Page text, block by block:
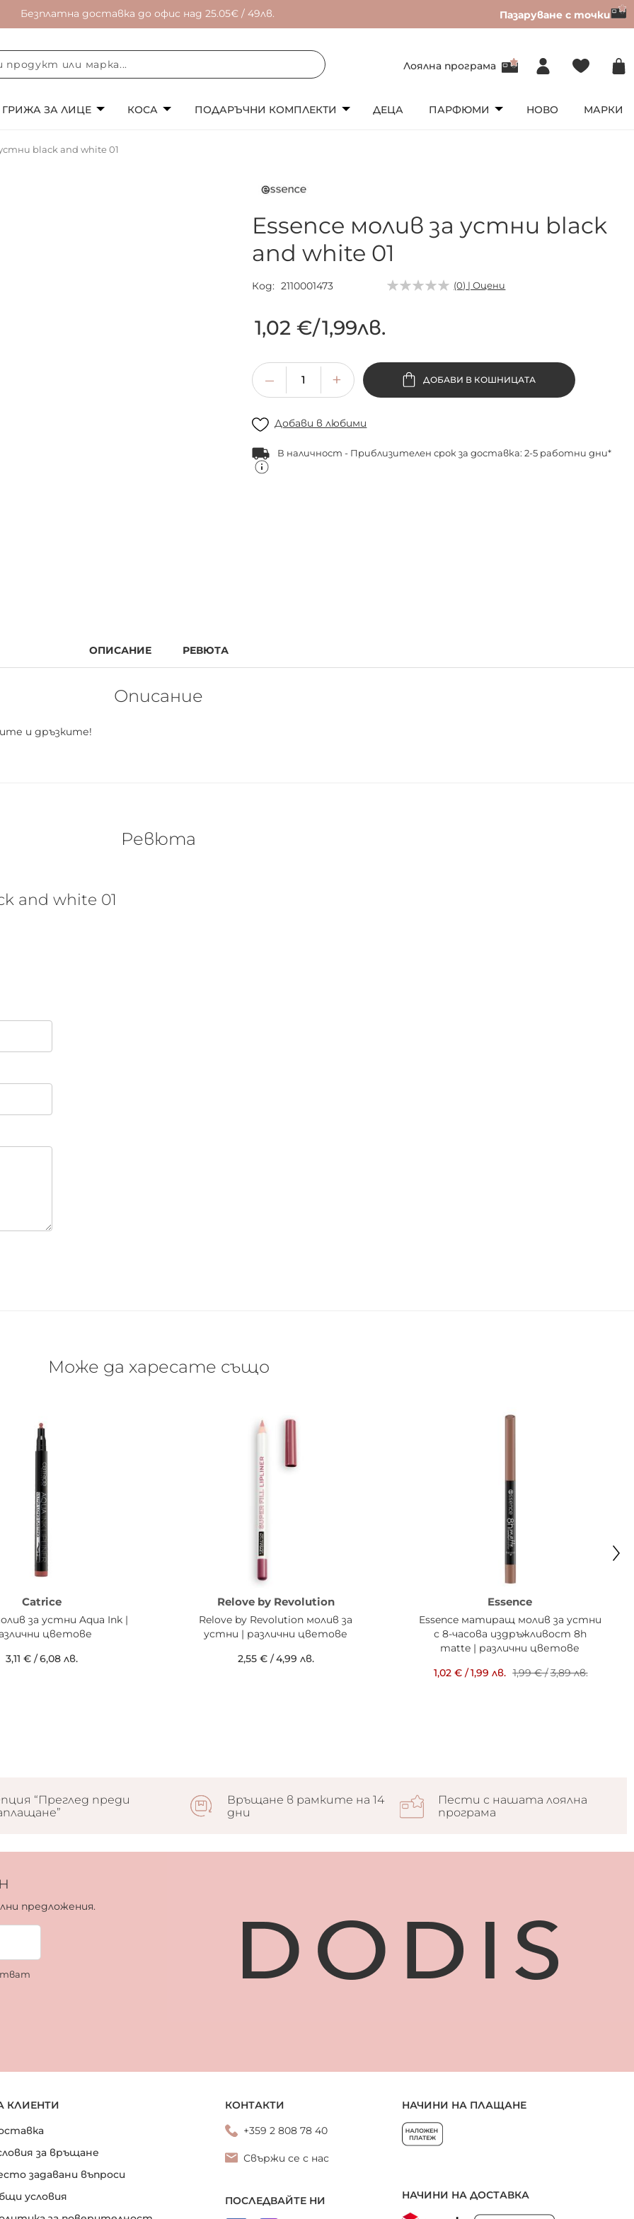
Безплатна доставка до офис над 25.05€ / 49лв. Пазаруване с точки
Лоялна програма
ГРИЖА ЗА ЛИЦЕ КОСА ПОДАРЪЧНИ КОМПЛЕКТИ ДЕЦА ПАРФЮМИ НОВО МАРКИ
black and white 01
Essence молив за устни black
and white 01
Код 2110001473 (0) | Оцени
1,02 €/1,99лв.
ДОБАВИ В КОШНИЦАТА
Добави в любими
В наличност - Приблизителен срок за доставка: 2-5 работни дни*
ОПИСАНИЕ РЕВЮТА
Описание
и дръзките!
Ревюта
and white 01
Може да харесате също
Catrice
за устни Aqua Ink |
цветове
3,11 €/6,08 лв.
Relove by Revolution
Relove by Revolution молив за
устни | различни цветове
2,55 €/4,99 лв.
Essence
Essence матиращ молив за устни
с 8-часова издръжливост 8h
matte | различни цветове
1,02 €/1,99 лв. 1,99 €/3,89 лв.
“Преглед преди
Връщане в рамките на 14
дни
Пести с нашата лоялна
програма
предложения.
КЛИЕНТИ
за връщане
задавани въпроси
условия
КОНТАКТИ
+359 2 808 78 40
Свържи се с нас
ПОСЛЕДВАЙТЕ НИ
НАЧИНИ НА ПЛАЩАНЕ
НАЧИНИ НА ДОСТАВКА